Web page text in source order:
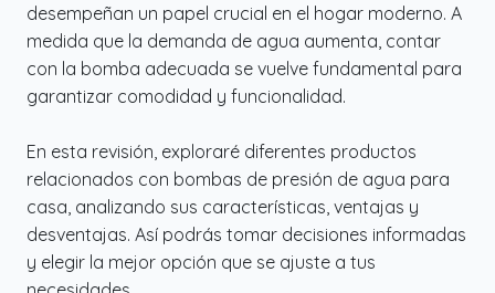
desempeñan un papel crucial en el hogar moderno. A
medida que la demanda de agua aumenta, contar
con la bomba adecuada se vuelve fundamental para
garantizar comodidad y funcionalidad.
En esta revisión, exploraré diferentes productos
relacionados con bombas de presión de agua para
casa, analizando sus características, ventajas y
desventajas. Así podrás tomar decisiones informadas
y elegir la mejor opción que se ajuste a tus